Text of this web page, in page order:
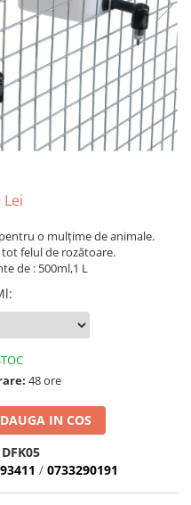
Lei
o mulțime de animale.
felul de rozătoare.
de : 500ml,1 L
:
48 ore
IN COS
DFK05
/ 0733290191